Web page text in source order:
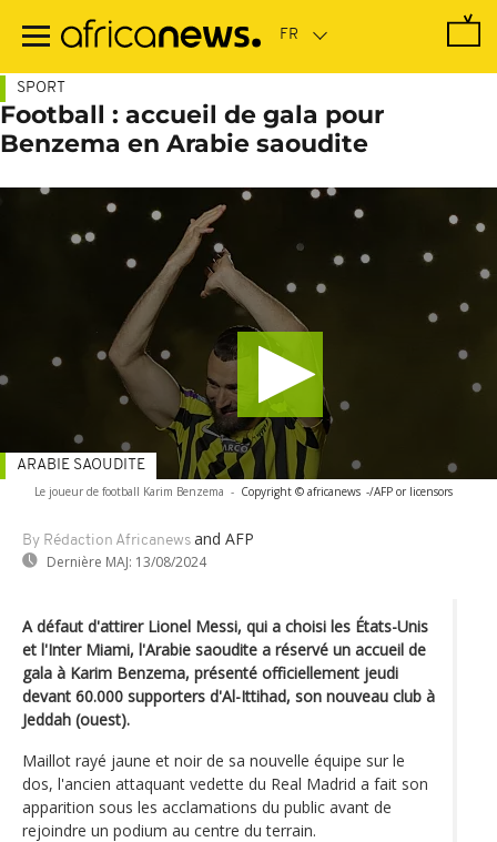
contenu
SPORT
Football : accueil de gala pour
Benzema en Arabie saoudite
Le joueur de football Karim Benzema - Copyright © africanews -/AFP or licensors
By Rédaction Africanews and AFP
Dernière MAJ: 13/08/2024
ARABIE SAOUDITE
A défaut d'attirer Lionel Messi, qui a choisi les États-Unis
et l'Inter Miami, l'Arabie saoudite a réservé un accueil de
gala à Karim Benzema, présenté officiellement jeudi
devant 60.000 supporters d'Al-Ittihad, son nouveau club à
Jeddah (ouest).
Maillot rayé jaune et noir de sa nouvelle équipe sur le
dos, l'ancien attaquant vedette du Real Madrid a fait son
apparition sous les acclamations du public avant de
rejoindre un podium au centre du terrain.